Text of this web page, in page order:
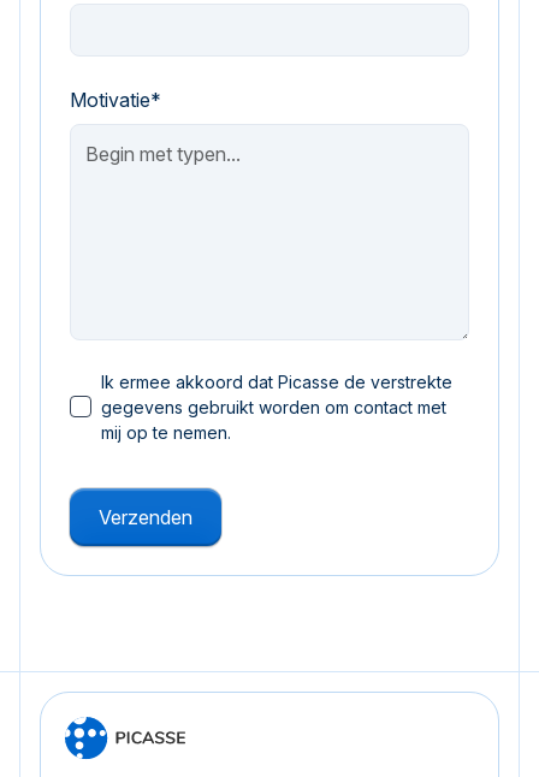
Motivatie*
Ik ermee akkoord dat Picasse de verstrekte
gegevens gebruikt worden om contact met
mij op te nemen.